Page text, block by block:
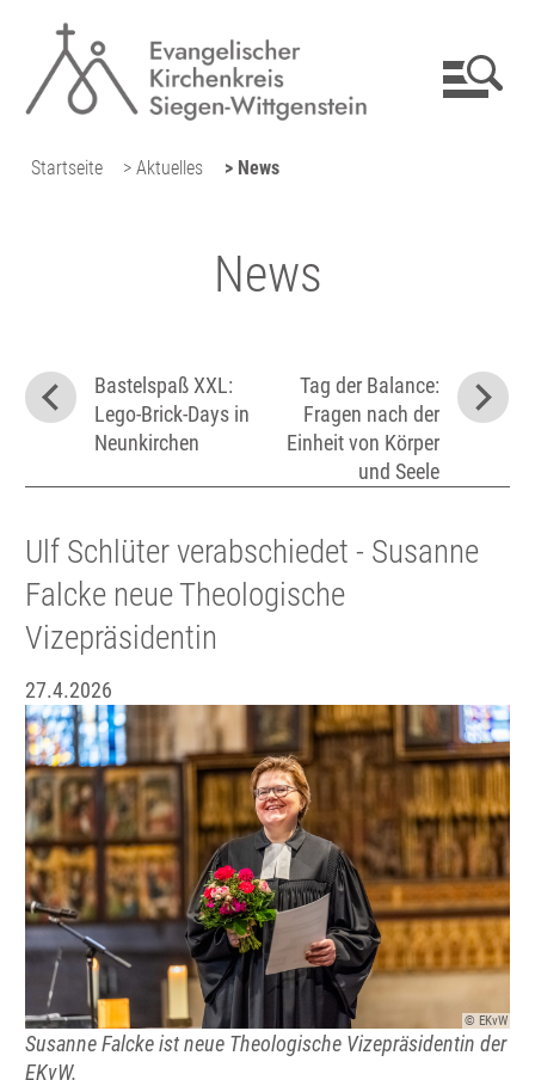
Startseite > Aktuelles > News
News
Bastelspaß XXL:
Lego-Brick-Days in
Neunkirchen
Tag der Balance:
Fragen nach der
Einheit von Körper
und Seele
Ulf Schlüter verabschiedet - Susanne
Falcke neue Theologische
Vizepräsidentin
27.4.2026
© EKvW
Susanne Falcke ist neue Theologische Vizepräsidentin der
EKvW.